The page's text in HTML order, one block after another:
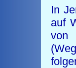
In
auf